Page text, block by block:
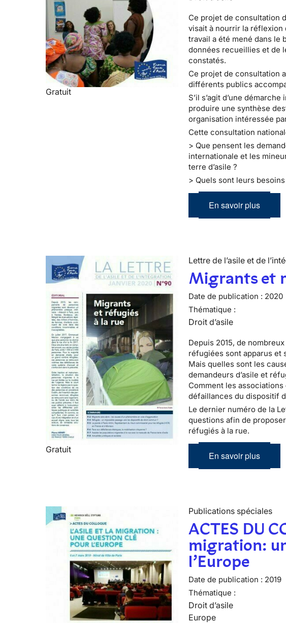
Gratuit
Ce projet de consultation
visait à nourrir la réflexion
travail a été mené dans le
données recueillies et de
constatés.
Ce projet de consultation
différents publics
S’il s’agit d’une
produire une synthèse
organisation intéressée
Cette consultation
> Que pensent les
internationale et les
terre d’asile ?
> Quels sont leurs
En savoir plus
Gratuit
Lettre de l’asile et de
Migrants et
Date de publication : 2020
Thématique :
Droit d’asile
Depuis 2015, de
réfugiées sont apparus et
Mais quelles sont les
demandeurs d’asile et
Comment les
défaillances du dispositif
Le dernier numéro de la
questions afin de
réfugiés à la rue.
En savoir plus
Publications spéciales
ACTES DU
migration:
l’Europe
Date de publication : 2019
Thématique :
Droit d’asile
Europe